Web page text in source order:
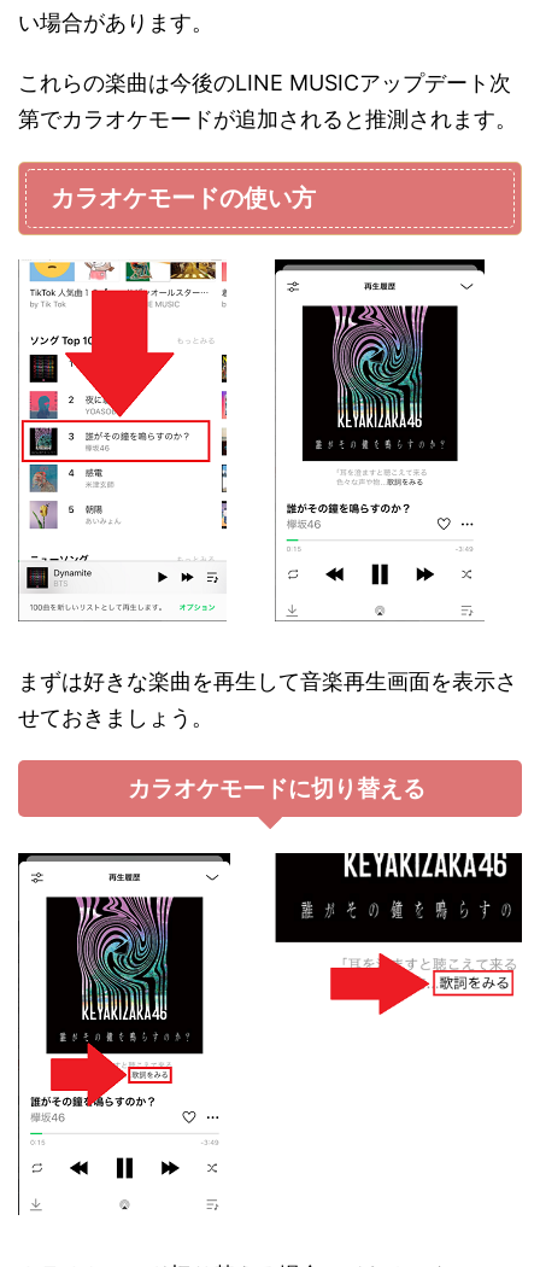
い場合があります。
これらの楽曲は今後のLINE MUSICアップデート次
第でカラオケモードが追加されると推測されます。
カラオケモードの使い方
まずは好きな楽曲を再生して音楽再生画面を表示さ
せておきましょう。
カラオケモードに切り替える